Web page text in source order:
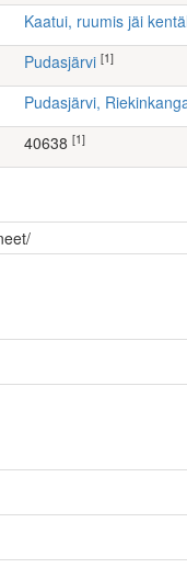
Kaatui, ruumis jäi
Pudasjärvi [1]
Pudasjärvi,
40638 [1]